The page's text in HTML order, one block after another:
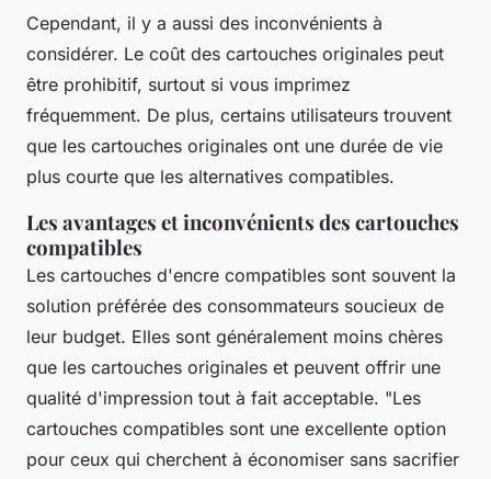
Cependant, il y a aussi des inconvénients à
considérer. Le coût des cartouches originales peut
être prohibitif, surtout si vous imprimez
fréquemment. De plus, certains utilisateurs trouvent
que les cartouches originales ont une durée de vie
plus courte que les alternatives compatibles.
Les avantages et inconvénients des cartouches
compatibles
Les cartouches d'encre compatibles sont souvent la
solution préférée des consommateurs soucieux de
leur budget. Elles sont généralement moins chères
que les cartouches originales et peuvent offrir une
qualité d'impression tout à fait acceptable. "Les
cartouches compatibles sont une excellente option
pour ceux qui cherchent à économiser sans sacrifier